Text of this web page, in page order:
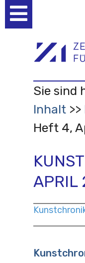
Werkzeuge
Sie sind
Inhalt
Heft 4,
APRIL